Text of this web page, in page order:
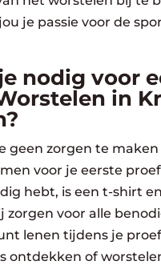
je passie voor de
nodig voor
in
geen zorgen te
voor je eerste
hebt, is een t-shirt
zorgen voor alle
lenen tijdens je
ontdekken of